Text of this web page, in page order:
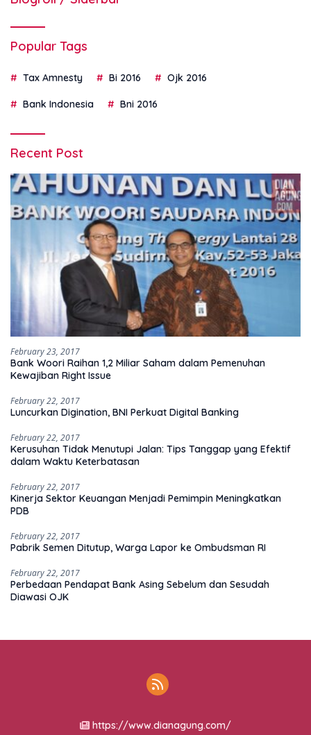
Popular Tags
Tax Amnesty Bi 2016 Ojk 2016
Bank Indonesia Bni 2016
Recent Post
February 23, 2017
Bank Woori Raihan 1,2 Miliar Saham dalam Pemenuhan
Kewajiban Right Issue
February 22, 2017
Luncurkan Digination, BNI Perkuat Digital Banking
February 22, 2017
Kerusuhan Tidak Menutupi Jalan: Tips Tanggap yang Efektif
dalam Waktu Keterbatasan
February 22, 2017
Kinerja Sektor Keuangan Menjadi Pemimpin Meningkatkan
PDB
February 22, 2017
Pabrik Semen Ditutup, Warga Lapor ke Ombudsman RI
February 22, 2017
Perbedaan Pendapat Bank Asing Sebelum dan Sesudah
Diawasi OJK
https://www.dianagung.com/